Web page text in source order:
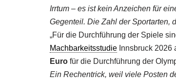
Irrtum – es ist kein Anzeichen für
Gegenteil. Die Zahl der Sportarten,
„Für die Durchführung der Spiele
Machbarkeitsstudie Innsbruck
Euro für die Durchführung der
Ein Rechentrick, weil viele Posten